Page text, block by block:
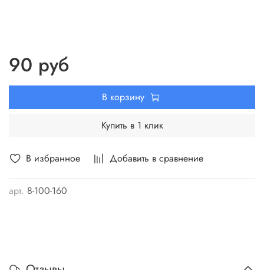
В избранное Добавить в сравнение
арт. 8-100-160
90 руб
В корзину
Купить в 1 клик